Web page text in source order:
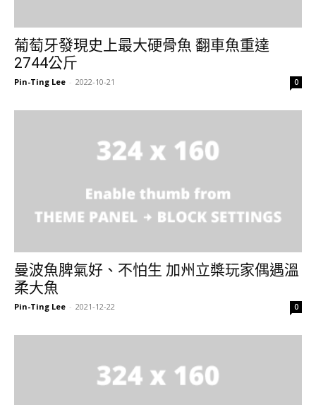
葡萄牙發現史上最大硬骨魚 翻車魚重達
2744公斤
Pin-Ting Lee - 2022-10-21 0
曼波魚脾氣好、不怕生 加州立槳玩家偶遇溫
柔大魚
Pin-Ting Lee - 2021-12-22 0